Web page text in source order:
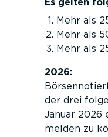
Mehr als
Mehr als
Mehr als
2026:
der drei
Januar 2026
melden zu